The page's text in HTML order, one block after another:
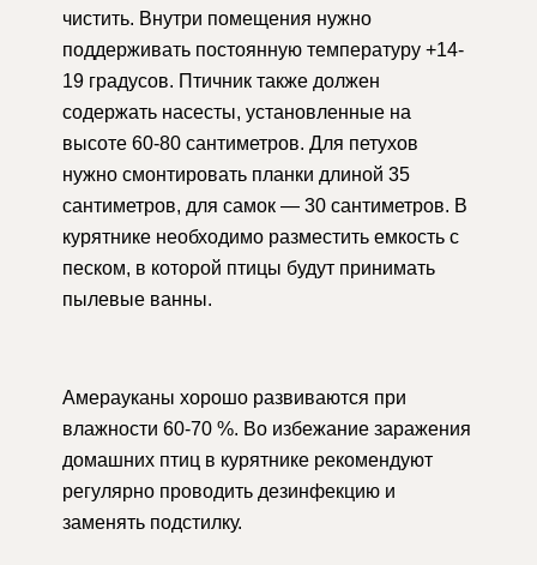
чистить. Внутри помещения нужно
поддерживать постоянную температуру +14-
19 градусов. Птичник также должен
содержать насесты, установленные на
высоте 60-80 сантиметров. Для петухов
нужно смонтировать планки длиной 35
сантиметров, для самок — 30 сантиметров. В
курятнике необходимо разместить емкость с
песком, в которой птицы будут принимать
пылевые ванны.
Амерауканы хорошо развиваются при
влажности 60-70 %. Во избежание заражения
домашних птиц в курятнике рекомендуют
регулярно проводить дезинфекцию и
заменять подстилку.